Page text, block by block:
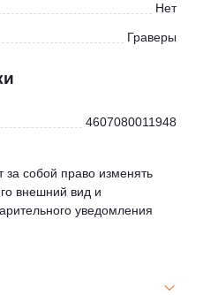
Нет
Граверы
4607080011948
за собой право изменять
внешний вид и
уведомления